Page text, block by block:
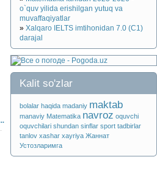
o`quv yilida erishilgan yutuq va
muvaffaqiyatlar
» Xalqaro IELTS imtihonidan 7.0 (C1)
darajal
Kalit so'zlar
bolalar haqida madaniy maktab
manaviy Matematika navroz oquvchi
oquvchilari shundan sinflar sport tadbirlar
tanlov xashar xayriya Жаннат
Устозларимга